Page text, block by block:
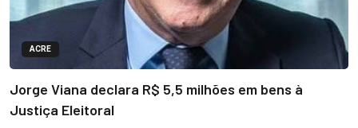
ACRE
Jorge Viana declara R$ 5,5 milhões em bens à
Justiça Eleitoral